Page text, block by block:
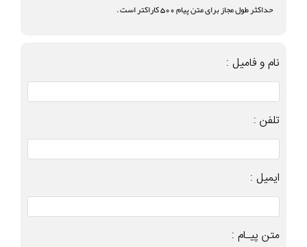
حداکثر طول مجاز برای متن پیام 500 کاراکتر است .
نام و فامیل :
تلفن :
ایمیل :
متن پیـام :